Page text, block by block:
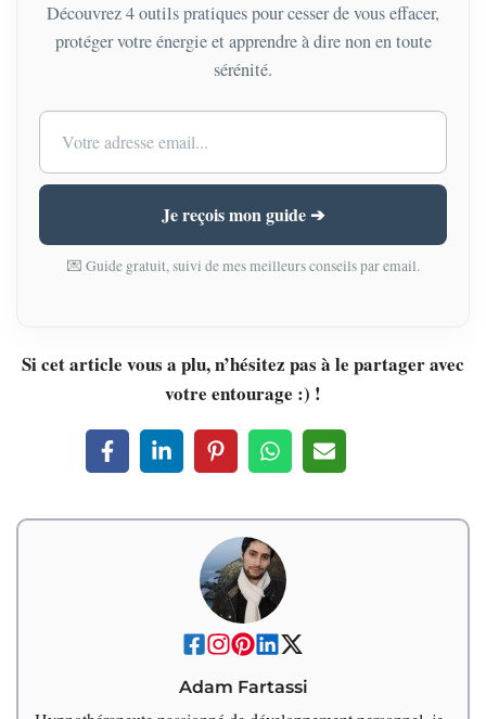
Découvrez 4 outils pratiques pour cesser de vous effacer,
protéger votre énergie et apprendre à dire non en toute
sérénité.
Je reçois mon guide ➔
💌 Guide gratuit, suivi de mes meilleurs conseils par email.
Si cet article vous a plu, n’hésitez pas à le partager avec
votre entourage :) !
Adam Fartassi